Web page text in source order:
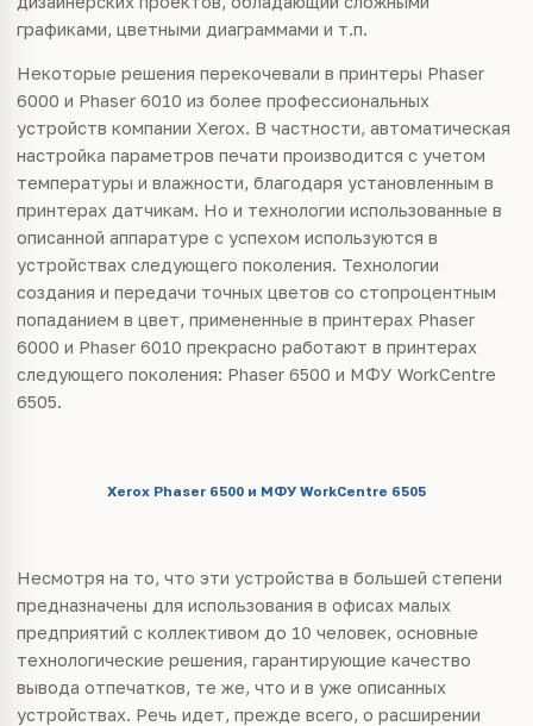
графиками, цветными диаграммами и т.п.
Некоторые решения перекочевали в принтеры Phaser
6000 и Phaser 6010 из более профессиональных
устройств компании Xerox. В частности, автоматическая
настройка параметров печати производится с учетом
температуры и влажности, благодаря установленным в
принтерах датчикам. Но и технологии использованные в
описанной аппаратуре с успехом используются в
устройствах следующего поколения. Технологии
создания и передачи точных цветов со стопроцентным
попаданием в цвет, примененные в принтерах Phaser
6000 и Phaser 6010 прекрасно работают в принтерах
следующего поколения: Phaser 6500 и МФУ WorkCentre
6505.
Xerox Phaser 6500 и МФУ WorkCentre 6505
Несмотря на то, что эти устройства в большей степени
предназначены для использования в офисах малых
предприятий с коллективом до 10 человек, основные
технологические решения, гарантирующие качество
вывода отпечатков, те же, что и в уже описанных
устройствах. Речь идет, прежде всего, о расширении